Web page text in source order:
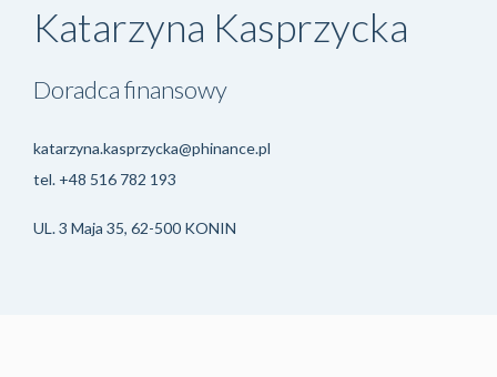
Katarzyna Kasprzycka
Doradca finansowy
katarzyna.kasprzycka@phinance.pl
tel. +48 516 782 193
UL. 3 Maja 35, 62-500 KONIN